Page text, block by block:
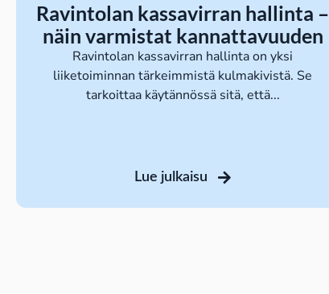
Ravintolan kassavirran hallinta –
näin varmistat kannattavuuden
Ravintolan kassavirran hallinta on yksi
liiketoiminnan tärkeimmistä kulmakivistä. Se
tarkoittaa käytännössä sitä, että...
Lue julkaisu